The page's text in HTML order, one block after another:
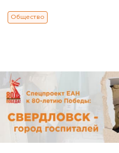
Общество